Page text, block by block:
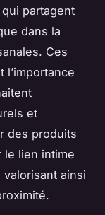
partagent
dans la
Ces
et
des produits
le lien intime
ainsi